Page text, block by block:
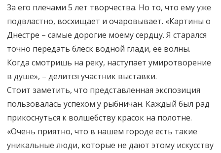
За его плечами 5 лет творчества. Но то, что ему уже
подвластно, восхищает и очаровывает. «Картины о
Днестре – самые дорогие моему сердцу. Я старался
точно передать блеск водной глади, ее волны.
Когда смотришь на реку, наступает умиротворение
в душе», – делится участник выставки.
Стоит заметить, что представленная экспозиция
пользовалась успехом у рыбничан. Каждый был рад
прикоснуться к волшебству красок на полотне.
«Очень приятно, что в нашем городе есть такие
уникальные люди, которые не дают этому искусству